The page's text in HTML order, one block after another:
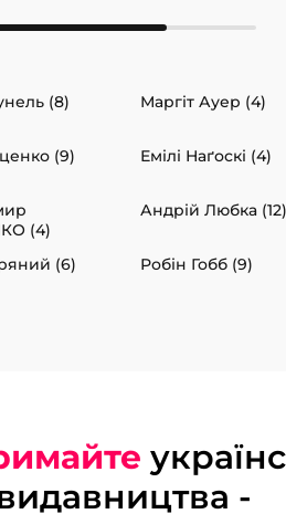
(8) Маргіт Ауер (4)
(9) Емілі Наґоскі (4)
(4)
Андрій Любка (12)
(6) Робін Гобб (9)
-